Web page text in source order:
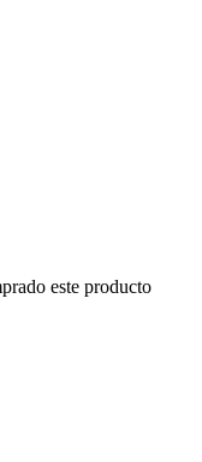
este producto